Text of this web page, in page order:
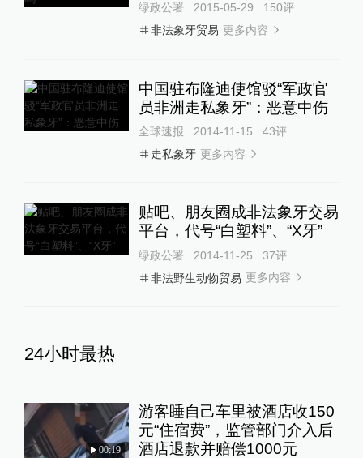
绿政公署 2015-05-29 150评
非法象牙贸易 更多内容
中国驻布隆迪使馆驳“军政官
员非洲走私象牙”：恶意中伤
全球速报 2014-11-15 43评
走私象牙 更多内容
贴吧、朋友圈成非法象牙交易
平台，代号“白塑料”、“X牙”
绿政公署 2014-11-25 37评
非法野生动物贸易 更多内容
24小时最热
00:19
游客睡自己车里被酒店收150
元“住宿费”，监管部门介入后
酒店退款并赔偿1000元